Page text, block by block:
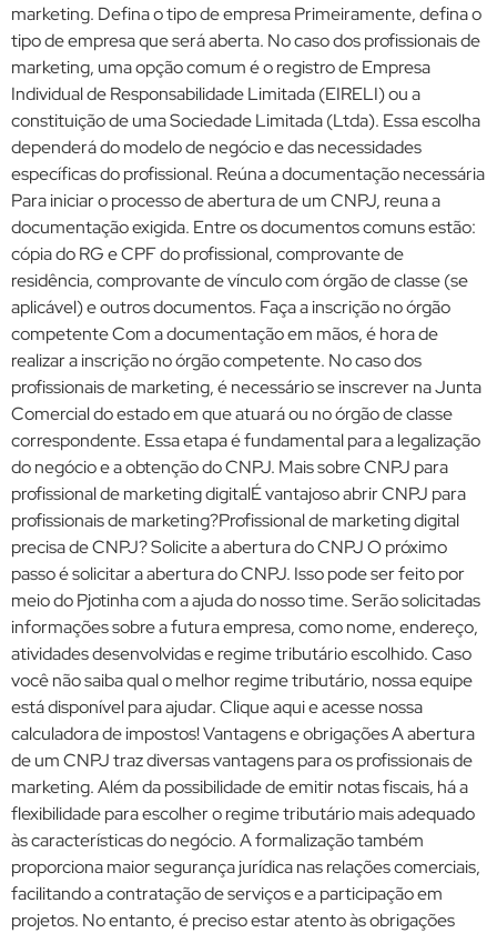
marketing. Defina o tipo de empresa Primeiramente, defina o
tipo de empresa que será aberta. No caso dos profissionais de
marketing, uma opção comum é o registro de Empresa
Individual de Responsabilidade Limitada (EIRELI) ou a
constituição de uma Sociedade Limitada (Ltda). Essa escolha
dependerá do modelo de negócio e das necessidades
específicas do profissional. Reúna a documentação necessária
Para iniciar o processo de abertura de um CNPJ, reuna a
documentação exigida. Entre os documentos comuns estão:
cópia do RG e CPF do profissional, comprovante de
residência, comprovante de vínculo com órgão de classe (se
aplicável) e outros documentos. Faça a inscrição no órgão
competente Com a documentação em mãos, é hora de
realizar a inscrição no órgão competente. No caso dos
profissionais de marketing, é necessário se inscrever na Junta
Comercial do estado em que atuará ou no órgão de classe
correspondente. Essa etapa é fundamental para a legalização
do negócio e a obtenção do CNPJ. Mais sobre CNPJ para
profissional de marketing digitalÉ vantajoso abrir CNPJ para
profissionais de marketing?Profissional de marketing digital
precisa de CNPJ? Solicite a abertura do CNPJ O próximo
passo é solicitar a abertura do CNPJ. Isso pode ser feito por
meio do Pjotinha com a ajuda do nosso time. Serão solicitadas
informações sobre a futura empresa, como nome, endereço,
atividades desenvolvidas e regime tributário escolhido. Caso
você não saiba qual o melhor regime tributário, nossa equipe
está disponível para ajudar. Clique aqui e acesse nossa
calculadora de impostos! Vantagens e obrigações A abertura
de um CNPJ traz diversas vantagens para os profissionais de
marketing. Além da possibilidade de emitir notas fiscais, há a
flexibilidade para escolher o regime tributário mais adequado
às características do negócio. A formalização também
proporciona maior segurança jurídica nas relações comerciais,
facilitando a contratação de serviços e a participação em
projetos. No entanto, é preciso estar atento às obrigações